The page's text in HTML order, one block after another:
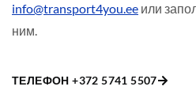
info@transport4you.ee или
ним.
ТЕЛЕФОН +372 5741 5507